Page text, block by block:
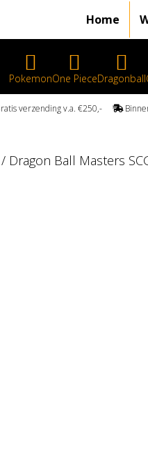
Home
PokemonOne PieceDragonball
verzending v.a. €250,-
Dragon Ball Masters